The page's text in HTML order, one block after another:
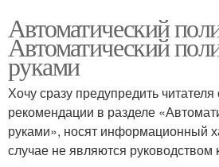
Автоматический
Автоматический
руками
Хочу сразу предупредить
рекомендации в разделе
руками», носят информационный
случае не являются руководством